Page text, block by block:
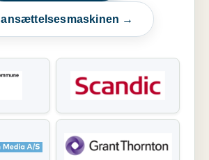
ansættelsesmaskinen →